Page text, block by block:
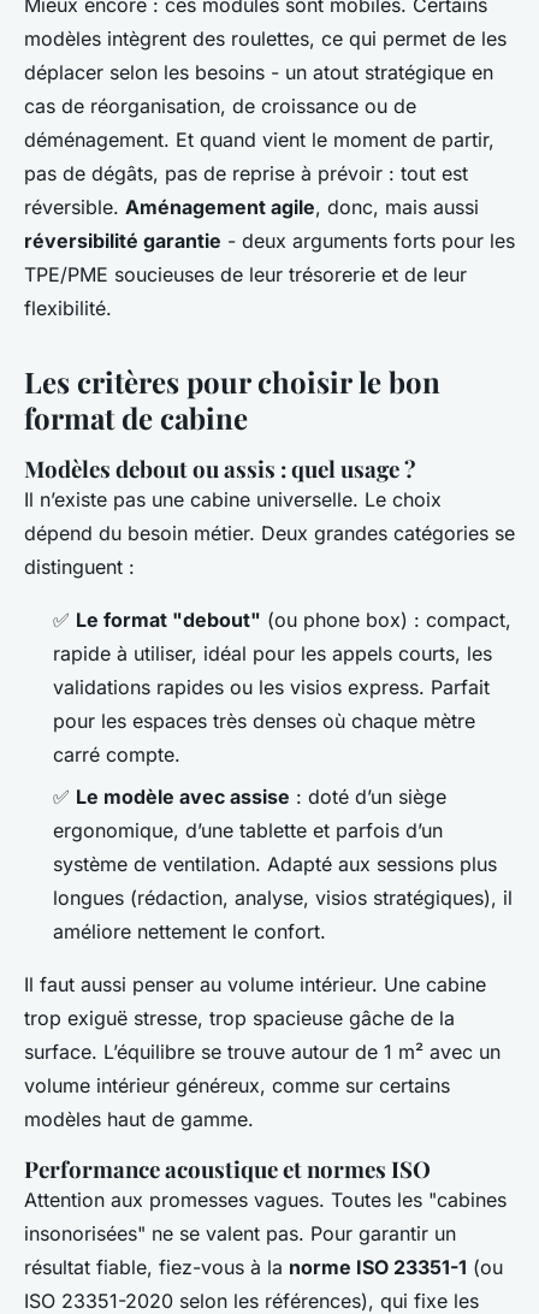
Mieux encore : ces modules sont mobiles. Certains
modèles intègrent des roulettes, ce qui permet de les
déplacer selon les besoins - un atout stratégique en
cas de réorganisation, de croissance ou de
déménagement. Et quand vient le moment de partir,
pas de dégâts, pas de reprise à prévoir : tout est
réversible. Aménagement agile, donc, mais aussi
réversibilité garantie - deux arguments forts pour les
TPE/PME soucieuses de leur trésorerie et de leur
flexibilité.
Les critères pour choisir le bon
format de cabine
Modèles debout ou assis : quel usage ?
Il n’existe pas une cabine universelle. Le choix
dépend du besoin métier. Deux grandes catégories se
distinguent :
✅ Le format "debout" (ou phone box) : compact,
rapide à utiliser, idéal pour les appels courts, les
validations rapides ou les visios express. Parfait
pour les espaces très denses où chaque mètre
carré compte.
✅ Le modèle avec assise : doté d’un siège
ergonomique, d’une tablette et parfois d’un
système de ventilation. Adapté aux sessions plus
longues (rédaction, analyse, visios stratégiques), il
améliore nettement le confort.
Il faut aussi penser au volume intérieur. Une cabine
trop exiguë stresse, trop spacieuse gâche de la
surface. L’équilibre se trouve autour de 1 m² avec un
volume intérieur généreux, comme sur certains
modèles haut de gamme.
Performance acoustique et normes ISO
Attention aux promesses vagues. Toutes les "cabines
insonorisées" ne se valent pas. Pour garantir un
résultat fiable, fiez-vous à la norme ISO 23351-1 (ou
ISO 23351-2020 selon les références), qui fixe les